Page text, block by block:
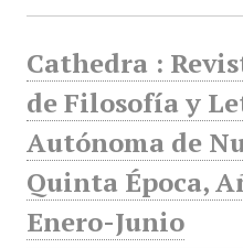
Cathedra :
de Filosofía y
Autónoma de
Quinta Época,
Enero-Junio